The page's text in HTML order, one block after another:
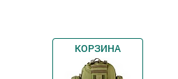
КОРЗИНА